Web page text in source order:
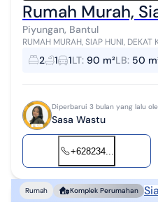
Rumah Murah,
Piyungan, Bantul
RUMAH MURAH, SIAP HUNI,
Lokasi : Srimartani, Kec.Piyungan,
Survei : WASTU PROPERTY ...
2 1 1LT: 90 m²LB: 50
Diperbarui 3 bulan yang lalu
Sasa Wastu
+628234...
Rumah Komplek Perumahan